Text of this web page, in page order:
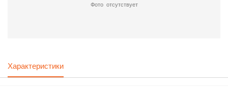
Фото отсутствует
Характеристики